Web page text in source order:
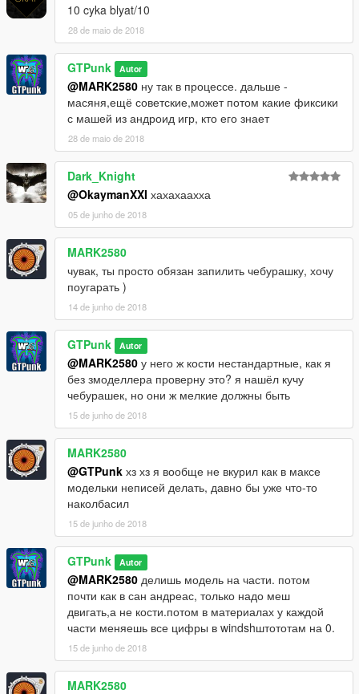
10 cyka blyat/10
28 de maio de 2018
GTPunk Autor
@MARK2580 ну так в процессе. дальше -
масяня,ещё советские,может потом какие фиксики
с машей из андроид игр, кто его знает
28 de maio de 2018
Dark_Knight
@OkaymanXXI хахахаахха
05 de junho de 2018
MARK2580
чувак, ты просто обязан запилить чебурашку, хочу
поугарать )
14 de junho de 2018
GTPunk Autor
@MARK2580 у него ж кости нестандартные, как я
без змоделлера проверну это? я нашёл кучу
чебурашек, но они ж мелкие должны быть
15 de junho de 2018
MARK2580
@GTPunk хз хз я вообще не вкурил как в максе
модельки неписей делать, давно бы уже что-то
наколбасил
15 de junho de 2018
GTPunk Autor
@MARK2580 делишь модель на части. потом
почти как в сан андреас, только надо меш
двигать,а не кости.потом в материалах у каждой
части меняешь все цифры в windshштототам на 0.
15 de junho de 2018
MARK2580